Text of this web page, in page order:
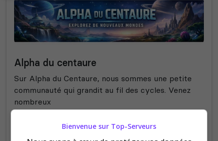
Alpha du centaure
Sur Alpha du Centaure, nous sommes une petite
communauté qui grandit au fil des cycles. Venez
nombreux
45
Bienvenue sur Top-Serveurs